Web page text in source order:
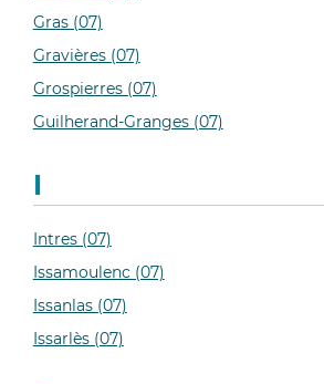
Gras (07)
Gravières (07)
Grospierres (07)
Guilherand-Granges (07)
I
Intres (07)
Issamoulenc (07)
Issanlas (07)
Issarlès (07)